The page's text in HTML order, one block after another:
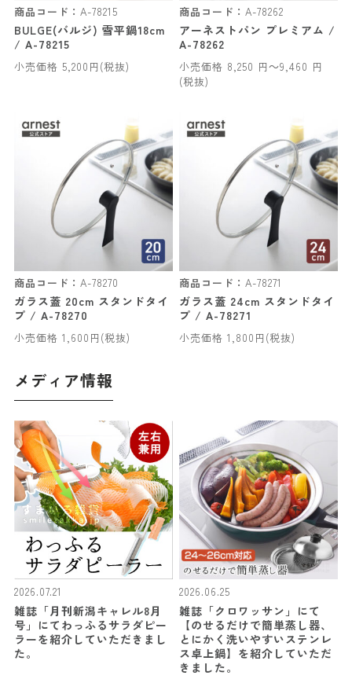
商品コード： A-78215
BULGE(バルジ) 雪平鍋18cm
/ A-78215
小売価格 5,200円(税抜)
商品コード：A-78262
アーネストパン プレミアム /
A-78262
小売価格 8,250 円～9,460 円
(税抜)
商品コード： A-78270
ガラス蓋 20cm スタンドタイ
プ / A-78270
小売価格 1,600円(税抜)
商品コード：A-78271
ガラス蓋 24cm スタンドタイ
プ / A-78271
小売価格 1,800円(税抜)
メディア情報
2026.07.21
雑誌「月刊新潟キャレル8月
号」にてわっふるサラダピー
ラーを紹介していただきまし
た。
2026.06.25
雑誌「クロワッサン」にて
【のせるだけで簡単蒸し器、
とにかく洗いやすいステンレ
ス卓上鍋】を紹介していただ
きました。